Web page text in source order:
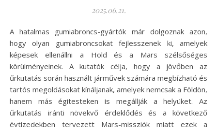
2025.06.21.
A hatalmas gumiabroncs-gyártók már dolgoznak azon,
hogy olyan gumiabroncsokat fejlesszenek ki, amelyek
képesek ellenállni a Hold és a Mars szélsőséges
körülményeinek. A kutatók célja, hogy a jövőben az
űrkutatás során használt járművek számára megbízható és
tartós megoldásokat kínáljanak, amelyek nemcsak a Földön,
hanem más égitesteken is megállják a helyüket. Az
űrkutatás iránti növekvő érdeklődés és a következő
évtizedekben tervezett Mars-missziók miatt ezek a